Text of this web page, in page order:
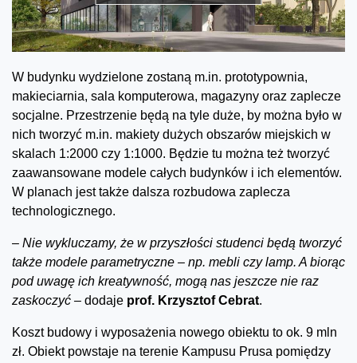
W budynku wydzielone zostaną m.in. prototypownia,
makieciarnia, sala komputerowa, magazyny oraz zaplecze
socjalne. Przestrzenie będą na tyle duże, by można było w
nich tworzyć m.in. makiety dużych obszarów miejskich w
skalach 1:2000 czy 1:1000. Będzie tu można też tworzyć
zaawansowane modele całych budynków i ich elementów.
W planach jest także dalsza rozbudowa zaplecza
technologicznego.
– Nie wykluczamy, że w przyszłości studenci będą tworzyć
także modele parametryczne – np. mebli czy lamp. A biorąc
pod uwagę ich kreatywność, mogą nas jeszcze nie raz
zaskoczyć – dodaje prof. Krzysztof Cebrat.
Koszt budowy i wyposażenia nowego obiektu to ok. 9 mln
zł. Obiekt powstaje na terenie Kampusu Prusa pomiędzy